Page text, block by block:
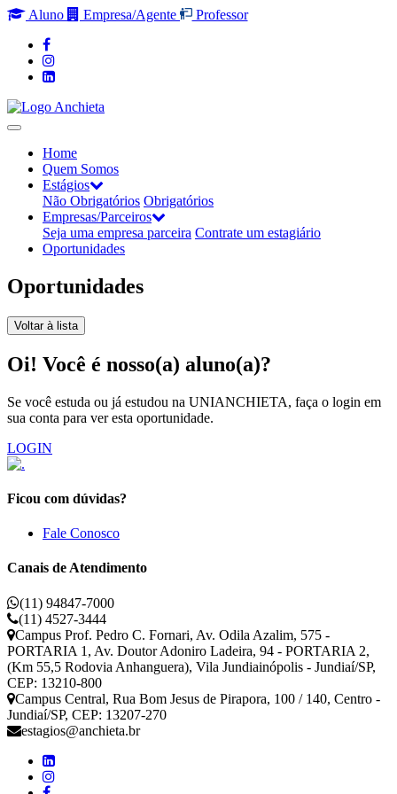
Aluno Empresa/Agente Professor
Home
Quem Somos
Estágios
Não Obrigatórios Obrigatórios
Empresas/Parceiros
Seja uma empresa parceira Contrate um estagiário
Oportunidades
Oportunidades
Voltar à lista
Oi! Você é nosso(a) aluno(a)?
Se você estuda ou já estudou na UNIANCHIETA, faça o login em
sua conta para ver esta oportunidade.
LOGIN
Ficou com dúvidas?
Fale Conosco
Canais de Atendimento
(11) 94847-7000
(11) 4527-3444
Campus Prof. Pedro C. Fornari, Av. Odila Azalim, 575 -
PORTARIA 1, Av. Doutor Adoniro Ladeira, 94 - PORTARIA 2,
(Km 55,5 Rodovia Anhanguera), Vila Jundiainópolis - Jundiaí/SP,
CEP: 13210-800
Campus Central, Rua Bom Jesus de Pirapora, 100 / 140, Centro -
Jundiaí/SP, CEP: 13207-270
estagios@anchieta.br